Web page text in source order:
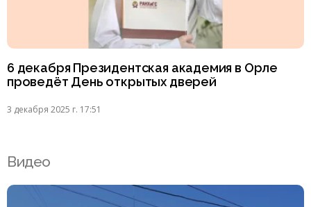
6 декабря Президентская академия в Орле
проведёт День открытых дверей
3 декабря 2025 г. 17:51
Видео